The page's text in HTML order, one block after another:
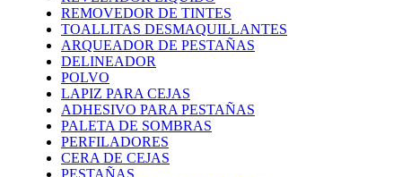
REMOVEDOR DE TINTES
TOALLITAS DESMAQUILLANTES
ARQUEADOR DE PESTAÑAS
DELINEADOR
POLVO
LAPIZ PARA CEJAS
ADHESIVO PARA PESTAÑAS
PALETA DE SOMBRAS
PERFILADORES
CERA DE CEJAS
PESTAÑAS